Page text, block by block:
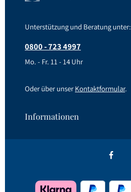
Unterstützung und Beratung unter:
0800 - 723 4997
Mo. - Fr. 11 - 14 Uhr
Oder über unser Kontaktformular.
Informationen